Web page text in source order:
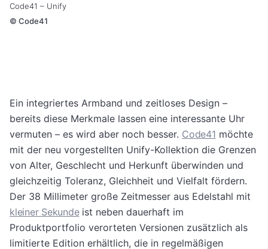
Code41 – Unify
© Code41
Ein integriertes Armband und zeitloses Design –
bereits diese Merkmale lassen eine interessante Uhr
vermuten – es wird aber noch besser. Code41 möchte
mit der neu vorgestellten Unify-Kollektion die Grenzen
von Alter, Geschlecht und Herkunft überwinden und
gleichzeitig Toleranz, Gleichheit und Vielfalt fördern.
Der 38 Millimeter große Zeitmesser aus Edelstahl mit
kleiner Sekundeist neben dauerhaft im
Produktportfolio verorteten Versionen zusätzlich als
limitierte Edition erhältlich, die in regelmäßigen